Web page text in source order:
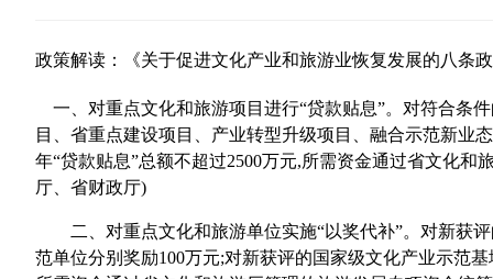
政策解读： 《关于促进文化产业和旅游业恢复发展的八条
一、对重点文化和旅游项目进行“贷款贴息”。对符合条
目、省重点建设项目、产业转型升级项目、融合示范新业
年“贷款贴息”总额不超过2500万元,所需资金通过省文化
厅、省财政厅)
二、对重点文化和旅游单位实施“以奖代补”。对新获评
范单位分别奖励100万元;对新获评的国家级文化产业示范